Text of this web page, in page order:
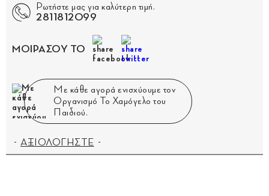
Ρωτήστε μας για καλύτερη τιμή.
2811812099
ΜΟΙΡΑΣΟΥ ΤΟ
Με κάθε αγορά ενισχύουμε τον
Οργανισμό Το Χαμόγελο του
Παιδιού.
ΑΞΙΟΛΟΓΗΣΤΕ